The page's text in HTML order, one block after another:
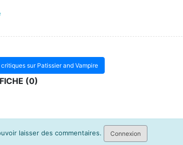
sur Patissier and Vampire
(0)
laisser des commentaires. Connexion